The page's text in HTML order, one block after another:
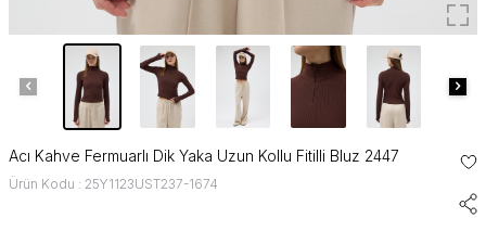
Acı Kahve Fermuarlı Dik Yaka Uzun Kollu Fitilli Bluz 2447
Ürün Kodu : 25Y1123UST237-1674